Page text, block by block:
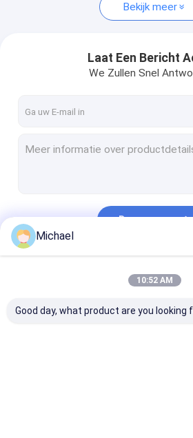
Ultrasone Delenreinigingsmachine
Ultrasone
Industriële Ultrasone
Elektronika Ultrasone
Ultrasone
Medische Ultrasone
Bekijk meer
Laat Een Bericht
We Zullen Snel
Doorgaan
Michael
10:52 AM
Good day, what product are you looking